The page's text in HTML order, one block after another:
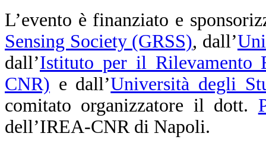
L’evento è finanziato e
Sensing Society (GRSS), dall’
dall’Istituto per il Rilevamento
CNR) e dall’Università degli
comitato organizzatore il dott.
dell’IREA-CNR di Napoli.